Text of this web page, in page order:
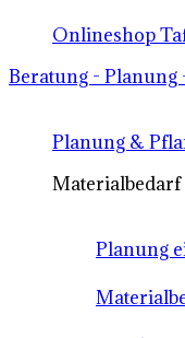
Onlineshop
Beratung - Planung
Planung &
Materialbedarf
Planung